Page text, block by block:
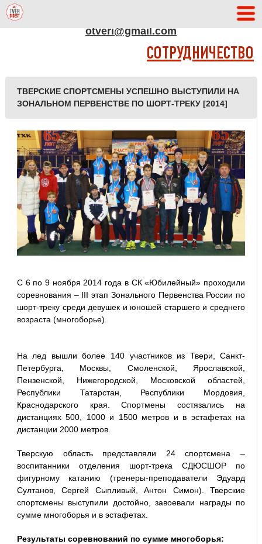
otveri@gmail.com
СОТРУДНИЧЕСТВО
ТВЕРСКИЕ СПОРТСМЕНЫ УСПЕШНО ВЫСТУПИЛИ НА
ЗОНАЛЬНОМ ПЕРВЕНСТВЕ ПО ШОРТ-ТРЕКУ [2014]
С 6 по 9 ноября 2014 года в СК «Юбилейный» проходили
соревнования – III этап Зонального Первенства России по
шорт-треку среди девушек и юношей старшего и среднего
возраста (многоборье).
На лед вышли более 140 участников из Твери, Санкт-
Петербурга, Москвы, Смоленской, Ярославской,
Пензенской, Нижегородской, Московской областей,
Республики Татарстан, Республики Мордовия,
Краснодарского края. Спортмены состязались на
дистанциях 500, 1000 и 1500 метров и в эстафетах на
дистанции 2000 метров.
Тверскую область представляли 24 спортсмена –
воспитанники отделения шорт-трека СДЮСШОР по
фигурному катанию (тренеры-преподаватели Эдуард
Султанов, Сергей Сыпливый, Антон Симон). Тверские
спортсмены выступили достойно, завоевали награды по
сумме многоборья и в эстафетах.
Результаты соревнований по сумме многоборья: